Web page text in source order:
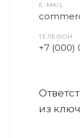
E-MAIL
ТЕЛЕФОН
+7 (000)
из